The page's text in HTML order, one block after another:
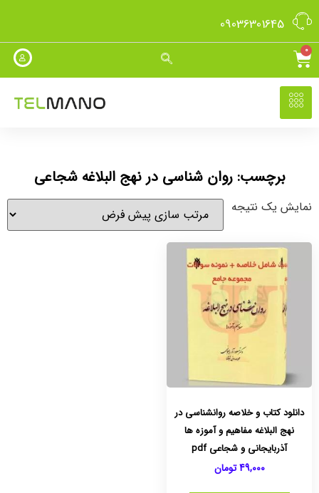
09036301645
0
برچسب: روان شناسی در نهج البلاغه شجاعی
نمایش یک نتیجه
دانلود کتاب و خلاصه روانشناسی در
نهج البلاغه مفاهیم و آموزه ها
آذربایجانی و شجاعی pdf
49,000 تومان